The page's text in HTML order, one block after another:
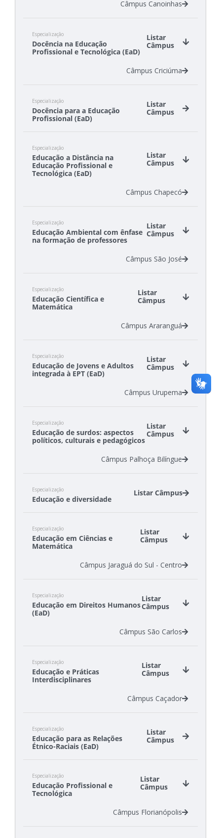
Câmpus Canoinhas
Especialização
Docência na Educação
Profissional e Tecnológica (EaD)
Listar
Câmpus
Câmpus Criciúma
Especialização
Docência para a Educação
Profissional (EaD)
Listar
Câmpus
Câmpus Criciúma
Câmpus São Lourenço do Oeste
Câmpus Tubarão
Especialização
Educação a Distância na
Educação Profissional e
Tecnológica (EaD)
Listar
Câmpus
Câmpus Chapecó
Especialização
Educação Ambiental com ênfase
na formação de professores
Listar
Câmpus
Câmpus São José
Especialização
Educação Científica e
Matemática
Listar
Câmpus
Câmpus Araranguá
Especialização
Educação de Jovens e Adultos
integrada à EPT (EaD)
Listar
Câmpus
Câmpus Urupema
Especialização
Educação de surdos: aspectos
políticos, culturais e pedagógicos
Listar
Câmpus
Câmpus Palhoça Bilíngue
Especialização
Educação e diversidade
Listar Câmpus
Câmpus São Carlos
Especialização
Educação em Ciências e
Matemática
Listar
Câmpus
Câmpus Jaraguá do Sul - Centro
Especialização
Educação em Direitos Humanos
(EaD)
Listar
Câmpus
Câmpus São Carlos
Especialização
Educação e Práticas
Interdisciplinares
Listar
Câmpus
Câmpus Caçador
Especialização
Educação para as Relações
Étnico-Raciais (EaD)
Listar
Câmpus
Câmpus São Miguel do Oeste
Especialização
Educação Profissional e
Tecnológica
Listar
Câmpus
Câmpus Florianópolis